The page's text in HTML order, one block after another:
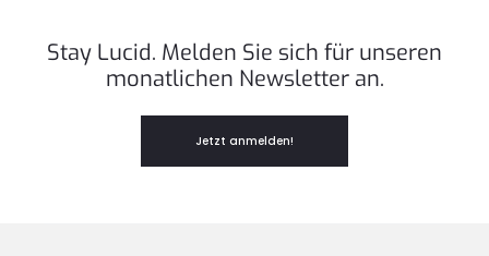
Stay Lucid. Melden Sie sich für unseren
monatlichen Newsletter an.
Jetzt anmelden!